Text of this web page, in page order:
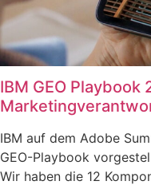
IBM GEO Playbook
IBM auf dem Adobe
GEO-Playbook
Wir haben die 12